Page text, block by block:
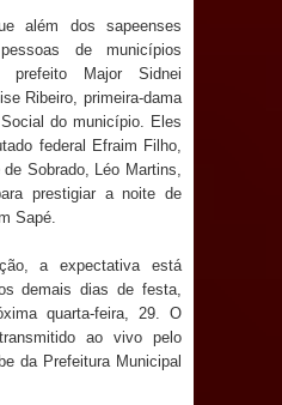
Mais de 470 próteses
foram entregues pela
Sapé em 2026
Tradicional Festa de
grande público
Câmara de Marí
além dos sapeenses
de municípios
Major Sidnei
Ribeiro, primeira-dama
do município. Eles
federal Efraim Filho,
Sobrado, Léo Martins,
prestigiar a noite de
Sapé.
a expectativa está
demais dias de festa,
quarta-feira, 29. O
ao vivo pelo
da Prefeitura Municipal